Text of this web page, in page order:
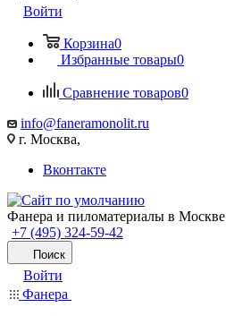
Войти
Корзина0
Избранные товары0
Сравнение товаров0
info@faneramonolit.ru
г. Москва,
Вконтакте
Фанера и пиломатериалы в Москве
+7 (495) 324-59-42
Поиск
Войти
Фанера